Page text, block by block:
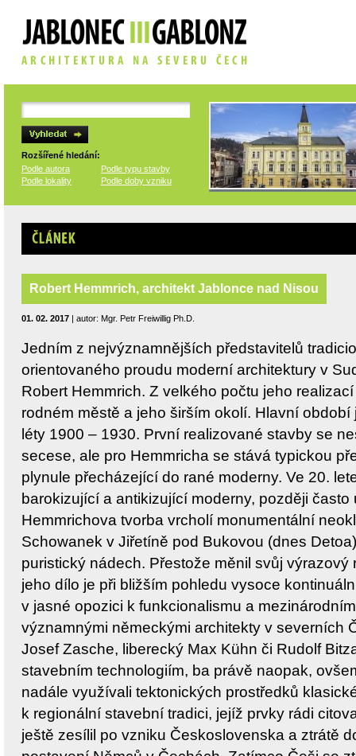
Rozšířené hledání:
Podle autora
Podle typu stavby
Podle lokality
Podle doby vzniku
Článek
Robert Hemmrich, architekt Jablonce nad Nisou
01. 02. 2017 | autor: Mgr. Petr Freiwillig Ph.D.
Jedním z nejvýznamnějších představitelů
orientovaného proudu moderní architektury v
Robert Hemmrich. Z velkého počtu jeho
rodném městě a jeho širším okolí. Hlavní
léty 1900 – 1930. První realizované stavby se
secese, ale pro Hemmricha se stává typickou
plynule přecházející do rané moderny. Ve 20.
barokizující a antikizující moderny, později
Hemmrichova tvorba vrcholí monumentální
Schowanek v Jiřetíně pod Bukovou (dnes
puristický nádech. Přestože měnil svůj
jeho dílo je při bližším pohledu vysoce
v jasné opozici k funkcionalismu a
významnými německými architekty v severních
Josef Zasche, liberecký Max Kühn či Rudolf
stavebním technologiím, ba právě naopak,
nadále využívali tektonických prostředků
k regionální stavební tradici, jejíž prvky rádi
ještě zesílil po vzniku Československa a ztrátě